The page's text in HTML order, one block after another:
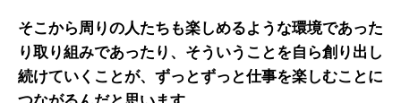
そこから周りの人たちも楽しめるような環境であった
り取り組みであったり、そういうことを自ら創り出し
続けていくことが、ずっとずっと仕事を楽しむことに